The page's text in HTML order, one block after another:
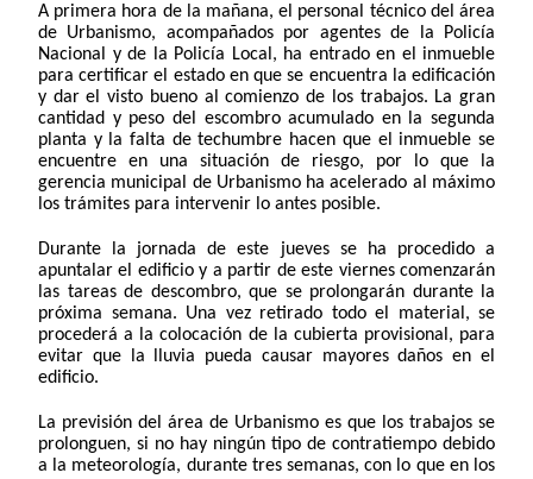
A primera hora de la mañana, el personal técnico del área
de Urbanismo, acompañados por agentes de la Policía
Nacional y de la Policía Local, ha entrado en el inmueble
para certificar el estado en que se encuentra la edificación
y dar el visto bueno al comienzo de los trabajos. La gran
cantidad y peso del escombro acumulado en la segunda
planta y la falta de techumbre hacen que el inmueble se
encuentre en una situación de riesgo, por lo que la
gerencia municipal de Urbanismo ha acelerado al máximo
los trámites para intervenir lo antes posible.
Durante la jornada de este jueves se ha procedido a
apuntalar el edificio y a partir de este viernes comenzarán
las tareas de descombro, que se prolongarán durante la
próxima semana. Una vez retirado todo el material, se
procederá a la colocación de la cubierta provisional, para
evitar que la lluvia pueda causar mayores daños en el
edificio.
La previsión del área de Urbanismo es que los trabajos se
prolonguen, si no hay ningún tipo de contratiempo debido
a la meteorología, durante tres semanas, con lo que en los